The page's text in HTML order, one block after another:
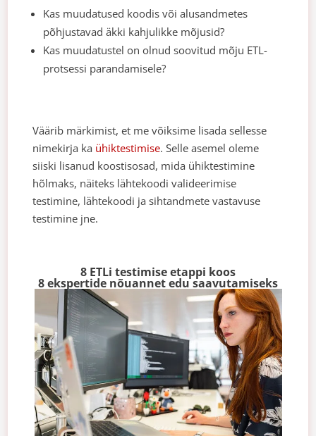
Kas muudatused koodis või alusandmetes
põhjustavad äkki kahjulikke mõjusid?
Kas muudatustel on olnud soovitud mõju ETL-
protsessi parandamisele?
Väärib märkimist, et me võiksime lisada sellesse
nimekirja ka ühiktestimise. Selle asemel oleme
siiski lisanud koostisosad, mida ühiktestimine
hõlmaks, näiteks lähtekoodi valideerimise
testimine, lähtekoodi ja sihtandmete vastavuse
testimine jne.
8 ETLi testimise etappi koos
8 ekspertide nõuannet edu saavutamiseks